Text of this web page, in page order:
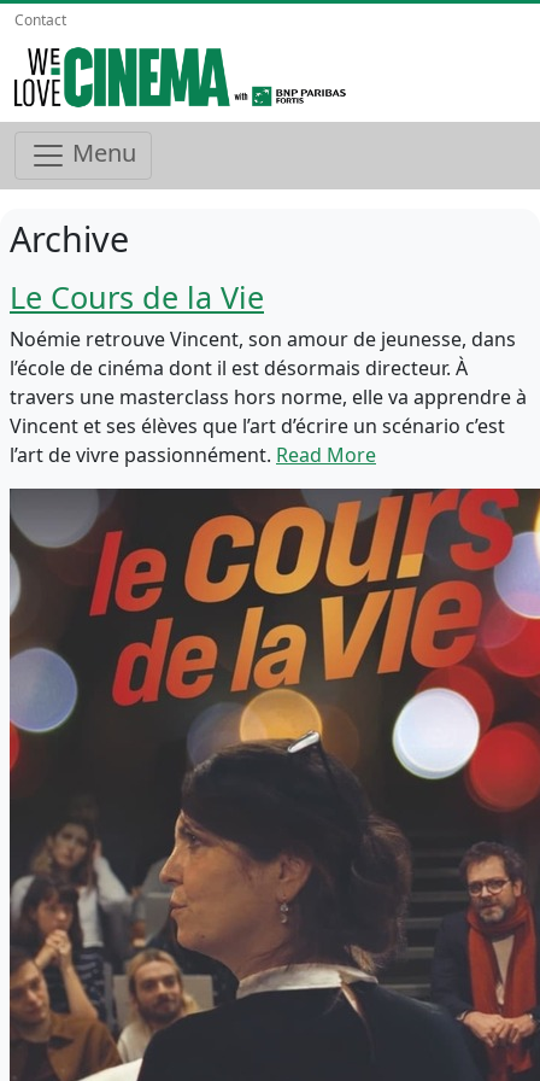
Contact
Menu
Archive
Le Cours de la Vie
Noémie retrouve Vincent, son amour de jeunesse, dans
l’école de cinéma dont il est désormais directeur. À
travers une masterclass hors norme, elle va apprendre à
Vincent et ses élèves que l’art d’écrire un scénario c’est
l’art de vivre passionnément. Read More